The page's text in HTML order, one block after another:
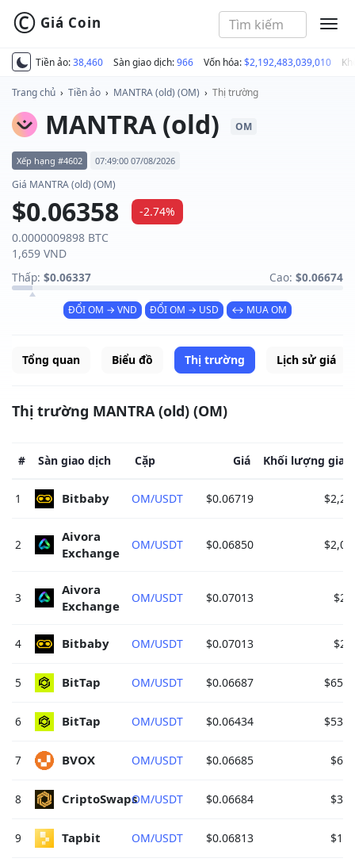
Tiền ảo:38,460 Sàn giao dịch:966 Vốn hóa:$2,192,483,039,010
© Giá Coin
Trang chủ › Tiền ảo › MANTRA (old) (OM) › Thị trường
MANTRA (old) OM
Xếp hạng #4602 07:49:00 07/08/2026
Giá MANTRA (old) (OM)
$0.06358
-2.74%
0.0000009898 BTC
1,659 VND
Thấp: $0.06337 Cao: $0.06674
ĐỔI OM → VND ĐỔI OM → USD ↔ MUA OM
Tổng quan Biểu đồ Thị trường Lịch sử giá
Thị trường MANTRA (old) (OM)
# Sàn giao dịch Cặp Giá Khối lượng giao
1 Bitbaby OM/USDT $0.06719
2
Aivora
Exchange
OM/USDT $0.06850
3
Aivora
Exchange
OM/USDT $0.07013
4 Bitbaby OM/USDT $0.07013
5 BitTap OM/USDT $0.06687
6 BitTap OM/USDT $0.06434
7 BVOX OM/USDT $0.06685
8 CriptoSwaps OM/USDT $0.06684
9 Tapbit OM/USDT $0.06813